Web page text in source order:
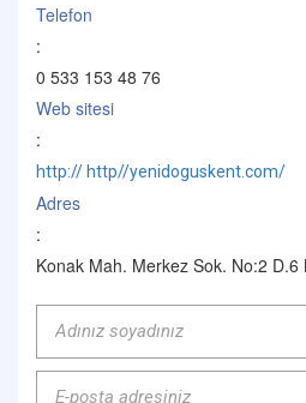
Telefon
:
0 533 153 48 76
Web sitesi
:
http:// http//yenidoguskent.com/
Adres
:
Konak Mah. Merkez Sok. No:2 D.6